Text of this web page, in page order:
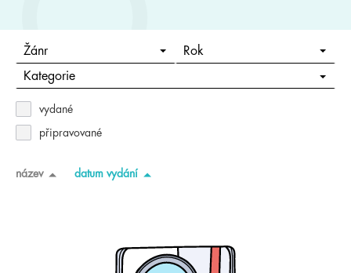
Žánr Rok
Kategorie
vydané
připravované
název datum vydání